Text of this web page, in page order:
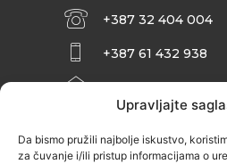
Upravljajte
Da bismo pružili najbolje iskustvo,
za čuvanje i/ili pristup informacijama o
+387 32 404 004
+387 61 432 938
ZENIČANKA, 3.